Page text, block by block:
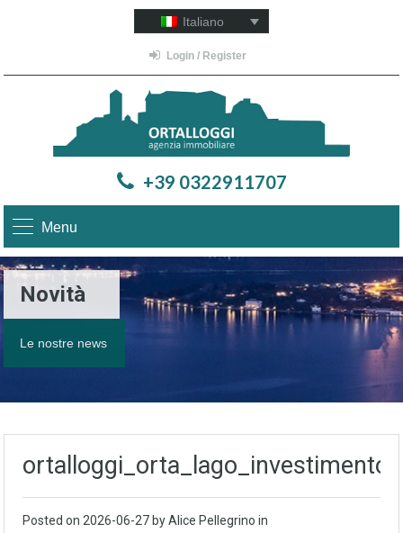
Italiano
Login / Register
+39 0322911707
Menu
Novità
Le nostre news
Posted on 2026-06-27 by Alice Pellegrino in